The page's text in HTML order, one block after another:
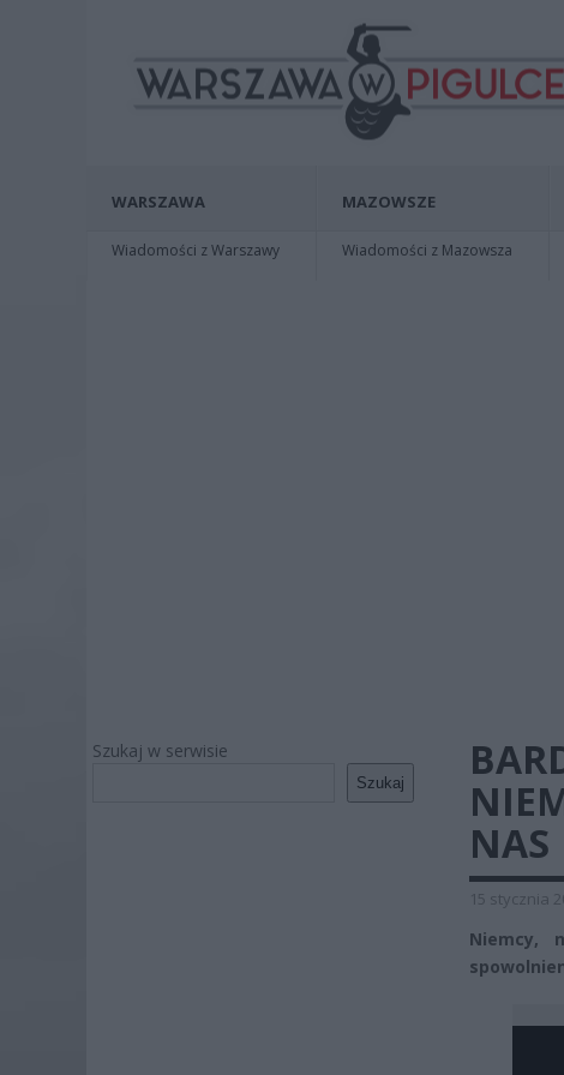
WARSZAWA
Wiadomości z Warszawy
MAZOWSZE
Wiadomości z Mazowsza
Szukaj w serwisie
Szukaj
NAS
15 stycznia
Niemcy,